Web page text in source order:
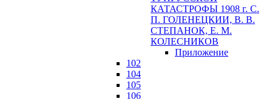
КАТАСТРОФЫ 1908 г. С.
П. ГОЛЕНЕЦКИИ, В. В.
СТЕПАНОК, Е. М.
КОЛЕСНИКОВ
Приложение
102
104
105
106